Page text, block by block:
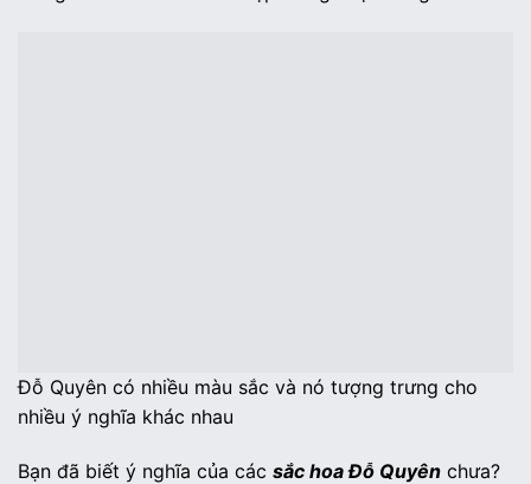
Đỗ Quyên có nhiều màu sắc và nó tượng trưng cho
nhiều ý nghĩa khác nhau
Bạn đã biết ý nghĩa của các sắc hoa Đỗ Quyên chưa?